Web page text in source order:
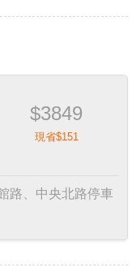
$3849
現省$151
路、中央北路停車